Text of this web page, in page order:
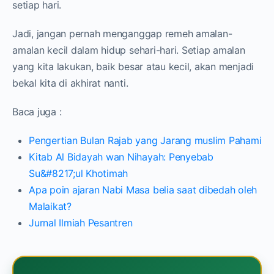
setiap hari.
Jadi, jangan pernah menganggap remeh amalan-
amalan kecil dalam hidup sehari-hari. Setiap amalan
yang kita lakukan, baik besar atau kecil, akan menjadi
bekal kita di akhirat nanti.
Baca juga :
Pengertian Bulan Rajab yang Jarang muslim Pahami
Kitab Al Bidayah wan Nihayah: Penyebab
Su&#8217;ul Khotimah
Apa poin ajaran Nabi Masa belia saat dibedah oleh
Malaikat?
Jurnal Ilmiah Pesantren